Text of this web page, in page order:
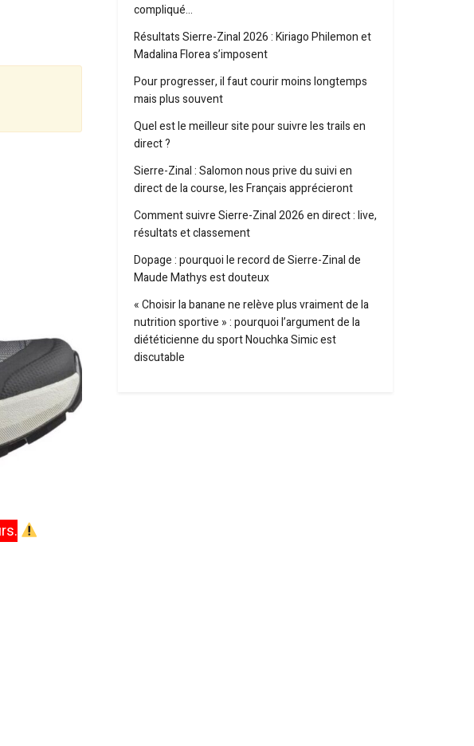
compliqué…
Résultats Sierre-Zinal 2026 : Kiriago Philemon et
Madalina Florea s’imposent
Pour progresser, il faut courir moins longtemps
mais plus souvent
Quel est le meilleur site pour suivre les trails en
direct ?
Sierre-Zinal : Salomon nous prive du suivi en
direct de la course, les Français apprécieront
Comment suivre Sierre-Zinal 2026 en direct : live,
résultats et classement
Dopage : pourquoi le record de Sierre-Zinal de
Maude Mathys est douteux
« Choisir la banane ne relève plus vraiment de la
nutrition sportive » : pourquoi l’argument de la
diététicienne du sport Nouchka Simic est
discutable